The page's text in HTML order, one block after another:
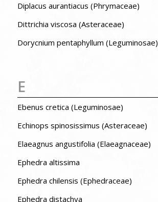
Diplacus aurantiacus (Phrymaceae)
Dittrichia viscosa (Asteraceae)
Dorycnium pentaphyllum (Leguminosae)
E
Ebenus cretica (Leguminosae)
Echinops spinosissimus (Asteraceae)
Elaeagnus angustifolia (Elaeagnaceae)
Ephedra altissima
Ephedra chilensis (Ephedraceae)
Ephedra distachya